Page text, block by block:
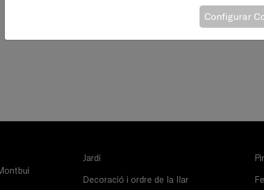
Jardí
Decoració i ordre de la llar
Configurar